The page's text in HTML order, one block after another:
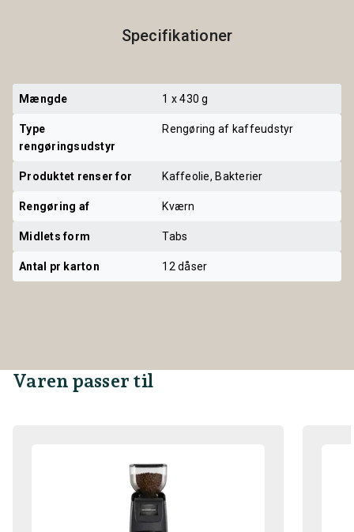
Specifikationer
Mængde 1 x 430 g
Type
rengøringsudstyr
Rengøring af kaffeudstyr
Produktet renser for Kaffeolie, Bakterier
Rengøring af Kværn
Midlets form Tabs
Antal pr karton 12 dåser
Varen passer til